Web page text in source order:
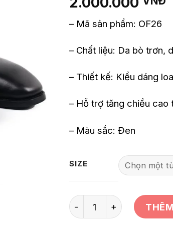
– Mã sản phẩm: OF26
– Chất liệu: Da bò trơn,
– Thiết kế: Kiểu dáng
– Hỗ trợ tăng chiều cao
– Màu sắc: Đen
SIZE
Số lượng